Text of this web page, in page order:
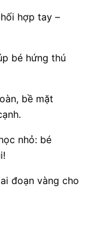
hợp tay –
bé hứng thú
bề mặt
nhỏ: bé
đoạn vàng cho